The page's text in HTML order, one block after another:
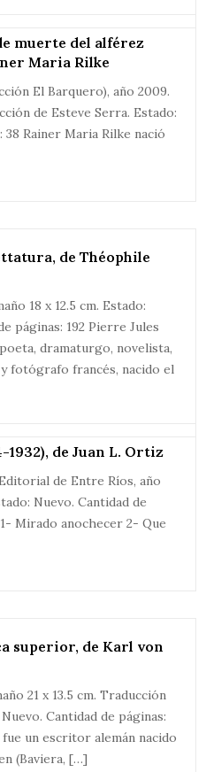
muerte del alférez
Maria Rilke
El Barquero), año 2009.
de Esteve Serra. Estado:
38 Rainer Maria Rilke nació
de Théophile
18 x 12.5 cm. Estado:
páginas: 192 Pierre Jules
dramaturgo, novelista,
fotógrafo francés, nacido el
1932), de Juan L. Ortiz
de Entre Ríos, año
Nuevo. Cantidad de
Mirado anochecer 2- Que
superior, de Karl von
21 x 13.5 cm. Traducción
Cantidad de páginas:
un escritor alemán nacido
(Baviera, […]